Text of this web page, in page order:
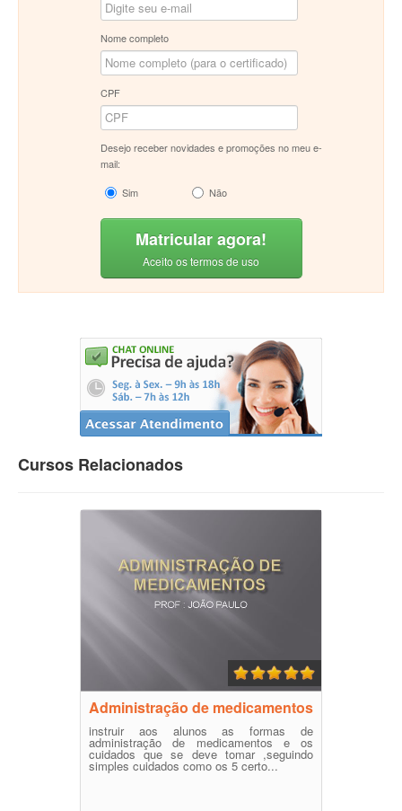
Nome completo
CPF
Desejo receber novidades e promoções no meu e-
mail:
Sim
Não
Matricular agora!
Aceito os termos de uso
Cursos Relacionados
Administração de medicamentos
instruir aos alunos as formas de
administração de medicamentos e os
cuidados que se deve tomar ,seguindo
simples cuidados como os 5 certo...